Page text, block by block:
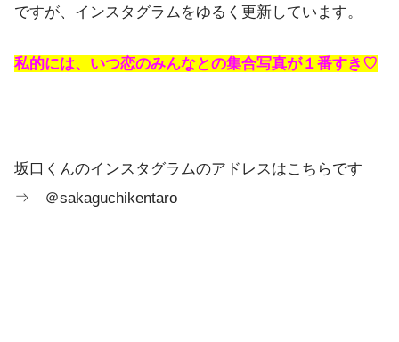
ですが、インスタグラムをゆるく更新しています。
私的には、いつ恋のみんなとの集合写真が１番すき♡
坂口くんのインスタグラムのアドレスはこちらです
⇒ ＠sakaguchikentaro